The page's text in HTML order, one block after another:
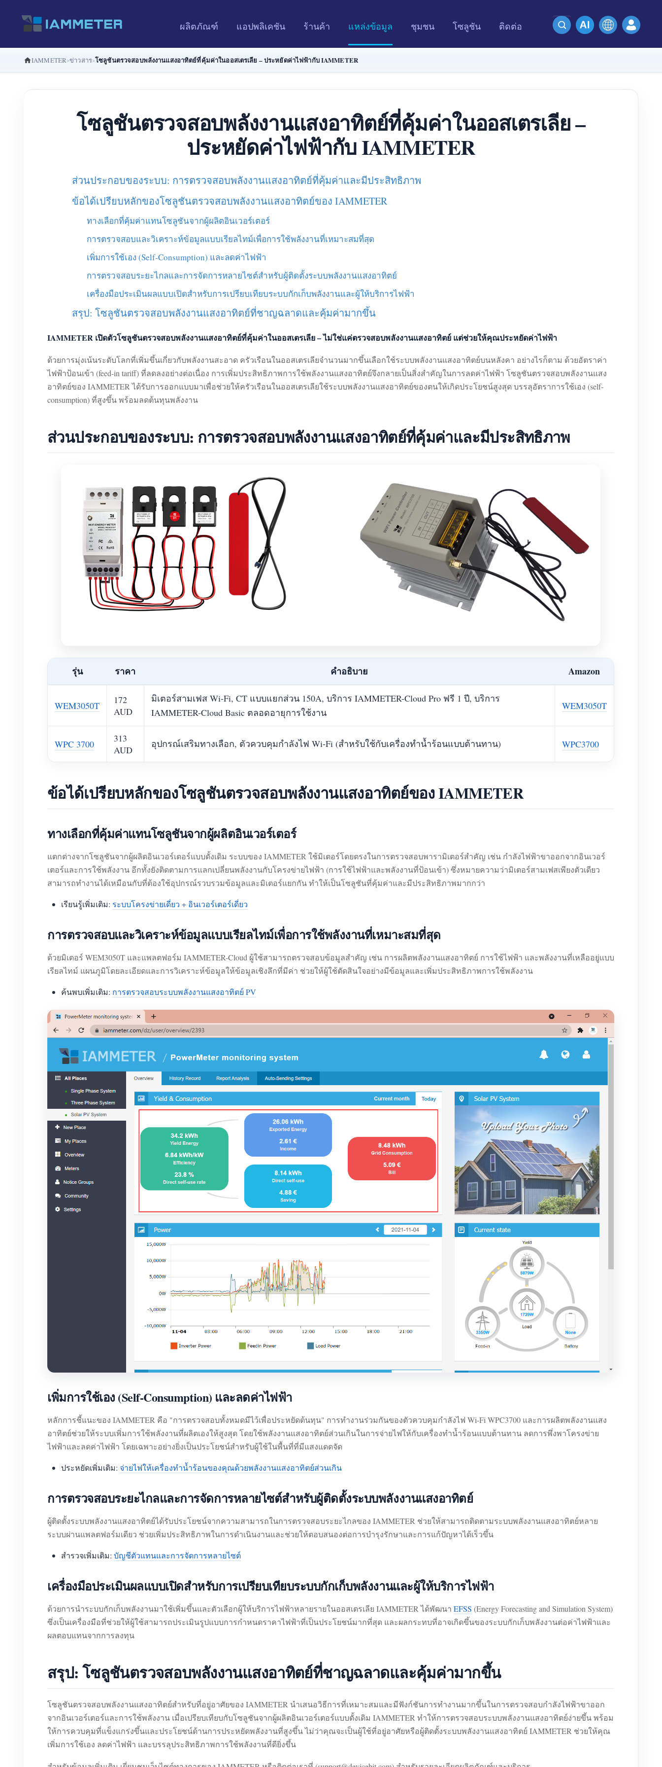
ผลิตภัณฑ์ แอปพลิเคชัน ร้านค้า แหล่งข้อมูล ชุมชน โซลูชัน ติดต่อ
IAMMETER ข่าวสาร โซลูชันตรวจสอบพลังงานแสงอาทิตย์ที่คุ้มค่าในออสเตรเลีย – ประหยัดค่าไฟฟ้ากับ IAMMETER
โซลูชันตรวจสอบพลังงานแสงอาทิตย์ที่คุ้มค่าในออสเตรเลีย –
ประหยัดค่าไฟฟ้ากับ IAMMETER
ส่วนประกอบของระบบ: การตรวจสอบพลังงานแสงอาทิตย์ที่คุ้มค่าและมีประสิทธิภาพ
ข้อได้เปรียบหลักของโซลูชันตรวจสอบพลังงานแสงอาทิตย์ของ IAMMETER
ทางเลือกที่คุ้มค่าแทนโซลูชันจากผู้ผลิตอินเวอร์เตอร์
การตรวจสอบและวิเคราะห์ข้อมูลแบบเรียลไทม์เพื่อการใช้พลังงานที่เหมาะสมที่สุด
เพิ่มการใช้เอง (Self-Consumption) และลดค่าไฟฟ้า
การตรวจสอบระยะไกลและการจัดการหลายไซต์สำหรับผู้ติดตั้งระบบพลังงานแสงอาทิตย์
เครื่องมือประเมินผลแบบเปิดสำหรับการเปรียบเทียบระบบกักเก็บพลังงานและผู้ให้บริการไฟฟ้า
สรุป: โซลูชันตรวจสอบพลังงานแสงอาทิตย์ที่ชาญฉลาดและคุ้มค่ามากขึ้น
IAMMETER เปิดตัวโซลูชันตรวจสอบพลังงานแสงอาทิตย์ที่คุ้มค่าในออสเตรเลีย – ไม่ใช่แค่ตรวจสอบพลังงานแสงอาทิตย์ แต่ช่วยให้คุณประหยัดค่าไฟฟ้า
ด้วยการมุ่งเน้นระดับโลกที่เพิ่มขึ้นเกี่ยวกับพลังงานสะอาด ครัวเรือนในออสเตรเลียจำนวนมากขึ้นเลือกใช้ระบบพลังงานแสงอาทิตย์บนหลังคา อย่างไรก็ตาม ด้วยอัตราค่า
ไฟฟ้าป้อนเข้า (feed-in tariff) ที่ลดลงอย่างต่อเนื่อง การเพิ่มประสิทธิภาพการใช้พลังงานแสงอาทิตย์จึงกลายเป็นสิ่งสำคัญในการลดค่าไฟฟ้า โซลูชันตรวจสอบพลังงานแสง
อาทิตย์ของ IAMMETER ได้รับการออกแบบมาเพื่อช่วยให้ครัวเรือนในออสเตรเลียใช้ระบบพลังงานแสงอาทิตย์ของตนให้เกิดประโยชน์สูงสุด บรรลุอัตราการใช้เอง (self-
consumption) ที่สูงขึ้น พร้อมลดต้นทุนพลังงาน
ส่วนประกอบของระบบ: การตรวจสอบพลังงานแสงอาทิตย์ที่คุ้มค่าและมีประสิทธิภาพ
รุ่น ราคา คำอธิบาย Amazon
WEM3050T
172
AUD
มิเตอร์สามเฟส Wi-Fi, CT แบบแยกส่วน 150A, บริการ IAMMETER-Cloud Pro ฟรี 1 ปี, บริการ
IAMMETER-Cloud Basic ตลอดอายุการใช้งาน
WEM3050T
WPC 3700
313
AUD
อุปกรณ์เสริมทางเลือก, ตัวควบคุมกำลังไฟ Wi-Fi (สำหรับใช้กับเครื่องทำน้ำร้อนแบบต้านทาน) WPC3700
ข้อได้เปรียบหลักของโซลูชันตรวจสอบพลังงานแสงอาทิตย์ของ IAMMETER
ทางเลือกที่คุ้มค่าแทนโซลูชันจากผู้ผลิตอินเวอร์เตอร์
แตกต่างจากโซลูชันจากผู้ผลิตอินเวอร์เตอร์แบบดั้งเดิม ระบบของ IAMMETER ใช้มิเตอร์โดยตรงในการตรวจสอบพารามิเตอร์สำคัญ เช่น กำลังไฟฟ้าขาออกจากอินเวอร์
เตอร์และการใช้พลังงาน อีกทั้งยังติดตามการแลกเปลี่ยนพลังงานกับโครงข่ายไฟฟ้า (การใช้ไฟฟ้าและพลังงานที่ป้อนเข้า) ซึ่งหมายความว่ามิเตอร์สามเฟสเพียงตัวเดียว
สามารถทำงานได้เหมือนกับที่ต้องใช้อุปกรณ์รวบรวมข้อมูลและมิเตอร์แยกกัน ทำให้เป็นโซลูชันที่คุ้มค่าและมีประสิทธิภาพมากกว่า
เรียนรู้เพิ่มเติม: ระบบโครงข่ายเดี่ยว + อินเวอร์เตอร์เดี่ยว
การตรวจสอบและวิเคราะห์ข้อมูลแบบเรียลไทม์เพื่อการใช้พลังงานที่เหมาะสมที่สุด
ด้วยมิเตอร์ WEM3050T และแพลตฟอร์ม IAMMETER-Cloud ผู้ใช้สามารถตรวจสอบข้อมูลสำคัญ เช่น การผลิตพลังงานแสงอาทิตย์ การใช้ไฟฟ้า และพลังงานที่เหลืออยู่แบบ
เรียลไทม์ แผนภูมิโดยละเอียดและการวิเคราะห์ข้อมูลให้ข้อมูลเชิงลึกที่มีค่า ช่วยให้ผู้ใช้ตัดสินใจอย่างมีข้อมูลและเพิ่มประสิทธิภาพการใช้พลังงาน
ค้นพบเพิ่มเติม: การตรวจสอบระบบพลังงานแสงอาทิตย์ PV
เพิ่มการใช้เอง (Self-Consumption) และลดค่าไฟฟ้า
หลักการชี้แนะของ IAMMETER คือ "การตรวจสอบทั้งหมดมีไว้เพื่อประหยัดต้นทุน" การทำงานร่วมกันของตัวควบคุมกำลังไฟ Wi-Fi WPC3700 และการผลิตพลังงานแสง
อาทิตย์ช่วยให้ระบบเพิ่มการใช้พลังงานที่ผลิตเองให้สูงสุด โดยใช้พลังงานแสงอาทิตย์ส่วนเกินในการจ่ายไฟให้กับเครื่องทำน้ำร้อนแบบต้านทาน ลดการพึ่งพาโครงข่าย
ไฟฟ้าและลดค่าไฟฟ้า โดยเฉพาะอย่างยิ่งเป็นประโยชน์สำหรับผู้ใช้ในพื้นที่ที่มีแสงแดดจัด
ประหยัดเพิ่มเติม: จ่ายไฟให้เครื่องทำน้ำร้อนของคุณด้วยพลังงานแสงอาทิตย์ส่วนเกิน
การตรวจสอบระยะไกลและการจัดการหลายไซต์สำหรับผู้ติดตั้งระบบพลังงานแสงอาทิตย์
ผู้ติดตั้งระบบพลังงานแสงอาทิตย์ได้รับประโยชน์จากความสามารถในการตรวจสอบระยะไกลของ IAMMETER ช่วยให้สามารถติดตามระบบพลังงานแสงอาทิตย์หลาย
ระบบผ่านแพลตฟอร์มเดียว ช่วยเพิ่มประสิทธิภาพในการดำเนินงานและช่วยให้ตอบสนองต่อการบำรุงรักษาและการแก้ปัญหาได้เร็วขึ้น
สำรวจเพิ่มเติม: บัญชีตัวแทนและการจัดการหลายไซต์
เครื่องมือประเมินผลแบบเปิดสำหรับการเปรียบเทียบระบบกักเก็บพลังงานและผู้ให้บริการไฟฟ้า
ด้วยการนำระบบกักเก็บพลังงานมาใช้เพิ่มขึ้นและตัวเลือกผู้ให้บริการไฟฟ้าหลายรายในออสเตรเลีย IAMMETER ได้พัฒนา EFSS (Energy Forecasting and Simulation System)
ซึ่งเป็นเครื่องมือที่ช่วยให้ผู้ใช้สามารถประเมินรูปแบบการกำหนดราคาไฟฟ้าที่เป็นประโยชน์มากที่สุด และผลกระทบที่อาจเกิดขึ้นของระบบกักเก็บพลังงานต่อค่าไฟฟ้าและ
ผลตอบแทนจากการลงทุน
สรุป: โซลูชันตรวจสอบพลังงานแสงอาทิตย์ที่ชาญฉลาดและคุ้มค่ามากขึ้น
โซลูชันตรวจสอบพลังงานแสงอาทิตย์สำหรับที่อยู่อาศัยของ IAMMETER นำเสนอวิธีการที่เหมาะสมและมีฟังก์ชันการทำงานมากขึ้นในการตรวจสอบกำลังไฟฟ้าขาออก
จากอินเวอร์เตอร์และการใช้พลังงาน เมื่อเปรียบเทียบกับโซลูชันจากผู้ผลิตอินเวอร์เตอร์แบบดั้งเดิม IAMMETER ทำให้การตรวจสอบระบบพลังงานแสงอาทิตย์ง่ายขึ้น พร้อม
ให้การควบคุมที่แข็งแกร่งขึ้นและประโยชน์ด้านการประหยัดพลังงานที่สูงขึ้น ไม่ว่าคุณจะเป็นผู้ใช้ที่อยู่อาศัยหรือผู้ติดตั้งระบบพลังงานแสงอาทิตย์ IAMMETER ช่วยให้คุณ
เพิ่มการใช้เอง ลดค่าไฟฟ้า และบรรลุประสิทธิภาพการใช้พลังงานที่ดียิ่งขึ้น